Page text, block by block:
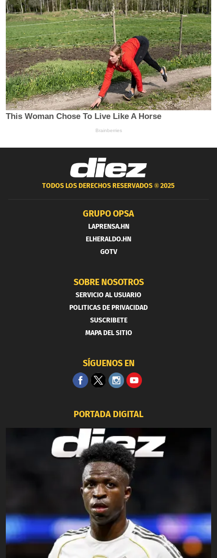
TODOS LOS DERECHOS RESERVADOS ®2025
GRUPO OPSA
LAPRENSA.HN
ELHERALDO.HN
GOTV
SOBRE NOSOTROS
SERVICIO AL USUARIO
POLITICAS DE PRIVACIDAD
SUSCRIBETE
MAPA DEL SITIO
SÍGUENOS EN
PORTADA DIGITAL